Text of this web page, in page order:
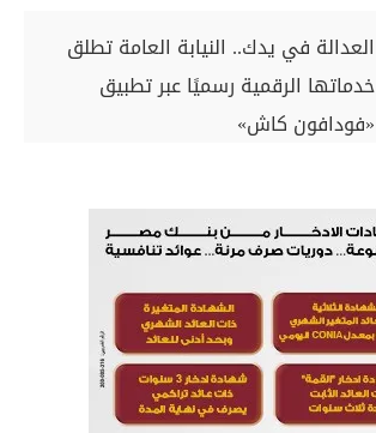
العدالة في يدك.. النيابة العامة تطلق
خدماتها الرقمية رسميًا عبر تطبيق
«فودافون كاش»